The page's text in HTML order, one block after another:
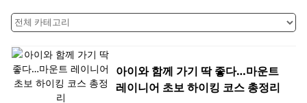
아이와 함께 가기 딱 좋다…마운트
레이니어 초보 하이킹 코스 총정리